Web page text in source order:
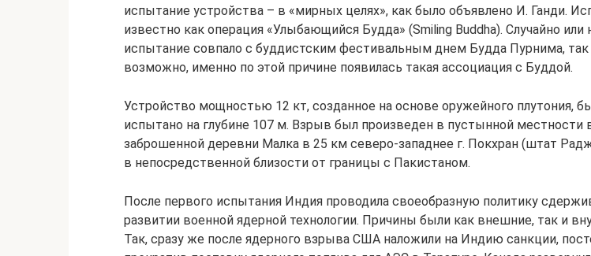
испытание устройства – в «мирных целях», как было объявлено И. Ганди.
известно как операция «Улыбающийся Будда» (Smiling Buddha). Случайно или
испытание совпало с буддистским фестивальным днем Будда Пурнима, так
возможно, именно по этой причине появилась такая ассоциация с Буддой.
Устройство мощностью 12 кт, созданное на основе оружейного плутония,
испытано на глубине 107 м. Взрыв был произведен в пустынной местности
заброшенной деревни Малка в 25 км северо-западнее г. Покхран (штат
в непосредственной близости от границы с Пакистаном.
После первого испытания Индия проводила своеобразную политику
развитии военной ядерной технологии. Причины были как внешние, так и
Так, сразу же после ядерного взрыва США наложили на Индию санкции,